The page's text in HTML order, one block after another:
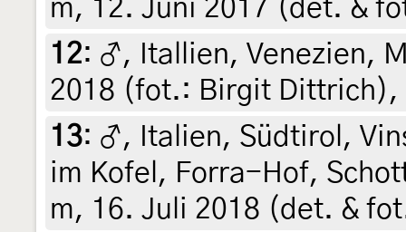
m, 12. Juni 2017 (det. &
12: ♂, Itallien, Venezien,
2018 (fot.: Birgit Dittrich),
13: ♂, Italien, Südtirol,
im Kofel, Forra-Hof,
m, 16. Juli 2018 (det. &